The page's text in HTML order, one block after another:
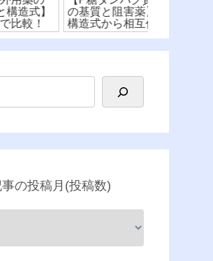
の基質と阻害薬】化学
構造式から相互作用を
比較！
の投稿月(投稿数)